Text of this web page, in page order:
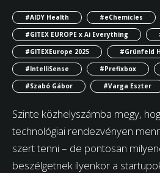
#AIDY Health #eChemicles
#GITEX EUROPE x Ai Everything
#GITEXEurope 2025
#Grünfeld
#IntelliSense
#Prefixbox
#Szabó Gábor
#Varga Eszter
Szinte közhelyszámba megy,
technológiai rendezvényen
szert tenni – de pontosan
beszélgetnek ilyenkor a